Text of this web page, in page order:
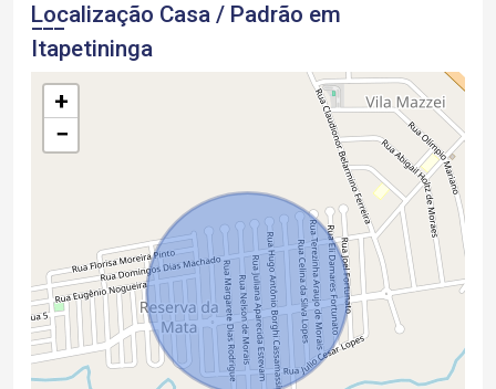
Localização Casa / Padrão em
Itapetininga
+
−